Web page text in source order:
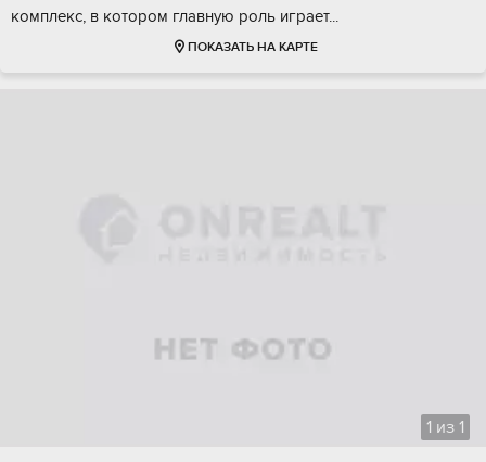
комплекc, в котopом глaвную pоль игpает...
ПОКАЗАТЬ НА КАРТЕ
1 из 1